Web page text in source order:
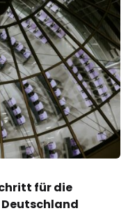
für die